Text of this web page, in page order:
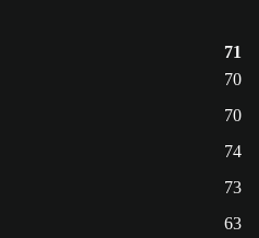
71
70
70
74
73
63